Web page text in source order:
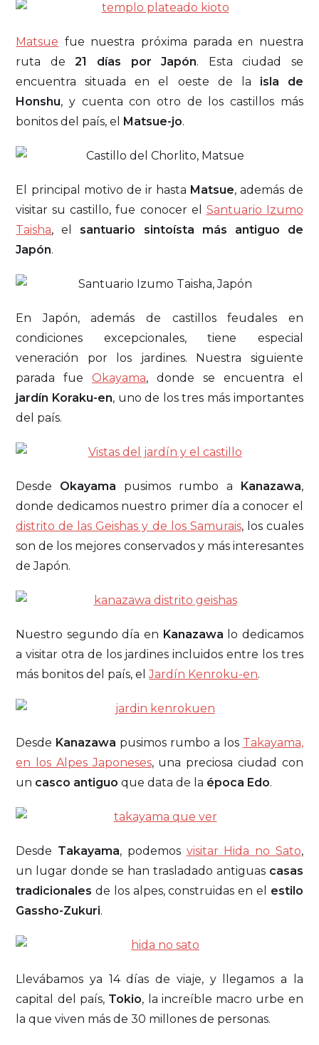
Matsue fue nuestra próxima parada en nuestra
ruta de21 días por Japón. Esta ciudad se
encuentra situada en el oeste de la isla de
Honshu, y cuenta con otro de los castillos más
bonitos del país, el Matsue-jo.
El principal motivo de ir hasta Matsue, además de
visitar su castillo, fue conocer el Santuario Izumo
Taisha, el santuario sintoísta más antiguo de
Japón.
En Japón, además de castillos feudales en
condiciones excepcionales, tiene especial
veneración por los jardines. Nuestra siguiente
parada fueOkayama, donde se encuentra el
jardín Koraku-en, uno de los tres más importantes
del país.
Desde Okayama pusimos rumbo a Kanazawa,
donde dedicamos nuestro primer día a conocer el
distrito de las Geishas y de los Samurais, los cuales
son de los mejores conservados y más interesantes
de Japón.
Nuestro segundo día en Kanazawa lo dedicamos
a visitar otra de los jardines incluidos entre los tres
más bonitos del país, elJardín Kenroku-en.
Desde Kanazawa pusimos rumbo a los Takayama,
en los Alpes Japoneses, una preciosa ciudad con
un casco antiguo que data de la época Edo.
Desde Takayama, podemos visitar Hida no Sato,
un lugar donde se han trasladado antiguas casas
tradicionales de los alpes, construidas en el estilo
Gassho-Zukuri.
Llevábamos ya 14 días de viaje, y llegamos a la
capital del país, Tokio, la increíble macro urbe en
la que viven más de 30 millones de personas.